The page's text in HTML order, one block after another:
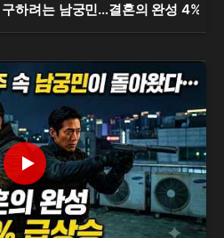
하려는 남궁민…결혼의 완성 4%대